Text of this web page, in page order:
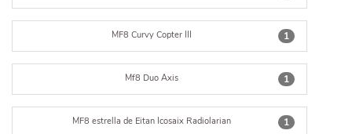
1
MF8 Curvy Copter III
1
Mf8 Duo Axis
1
MF8 estrella de Eitan Icosaix Radiolarian